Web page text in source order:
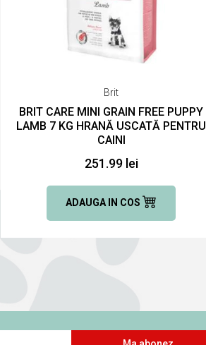
Brit
BRIT CARE MINI GRAIN FREE PUPPY
LAMB 7 KG HRANĂ USCATĂ PENTRU
CAINI
251.99 lei
ADAUGA IN COS